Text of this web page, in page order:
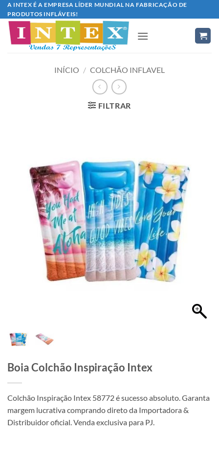
Skip
to
content
A INTEX É A EMPRESA LÍDER MUNDIAL NA FABRICAÇÃO DE
PRODUTOS INFLÁVEIS!
INÍCIO / COLCHÃO INFLAVEL
FILTRAR
Boia Colchão Inspiração Intex
Colchão Inspiração Intex 58772 é sucesso absoluto. Garanta
margem lucrativa comprando direto da Importadora &
Distribuidor oficial. Venda exclusiva para PJ.